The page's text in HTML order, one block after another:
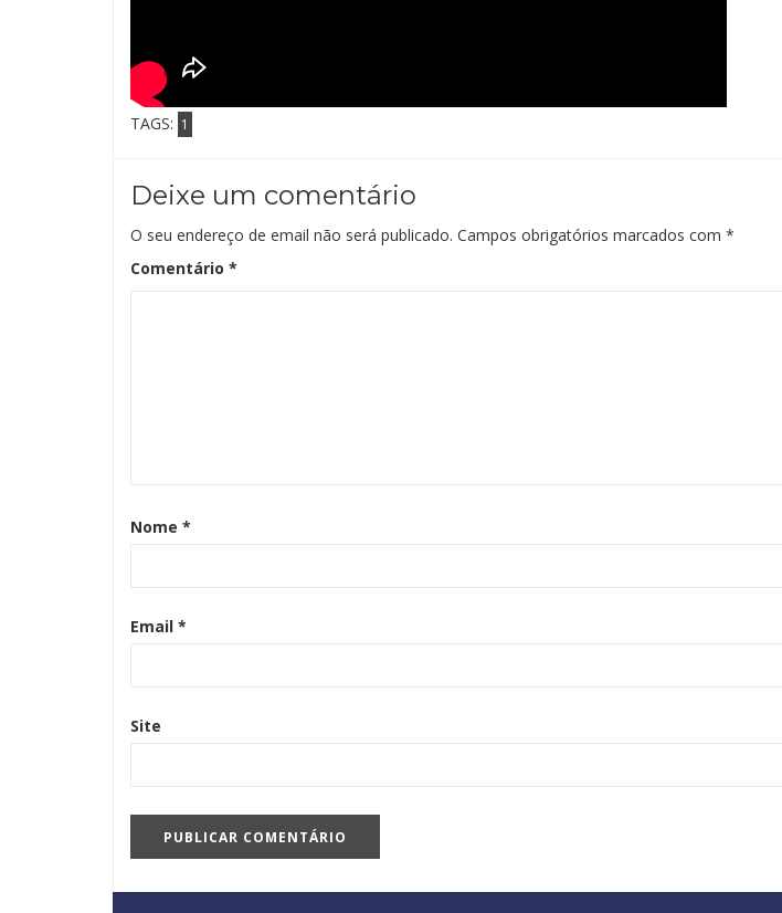
TAGS: 1
Deixe um comentário
O seu endereço de email não será publicado. Campos obrigatórios marcados com *
Comentário *
Nome *
Email *
Site